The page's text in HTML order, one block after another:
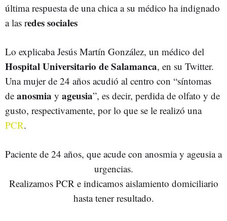
última respuesta de una chica a su médico ha indignado
a las redes sociales
Lo explicaba Jesús Martín González, un médico del
Hospital Universitario de Salamanca, en su Twitter.
Una mujer de 24 años acudió al centro con “síntomas
de anosmia y ageusia”, es decir, perdida de olfato y de
gusto, respectivamente, por lo que se le realizó una
PCR.
Paciente de 24 años, que acude con anosmia y ageusia a
urgencias.
Realizamos PCR e indicamos aislamiento domiciliario
hasta tener resultado.